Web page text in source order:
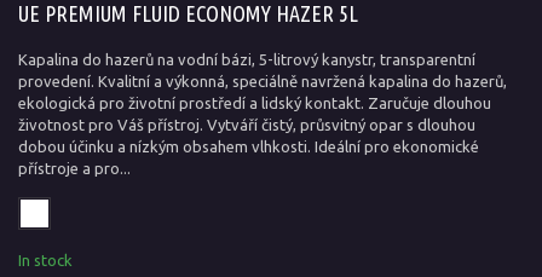
UE PREMIUM FLUID ECONOMY HAZER 5L
Kapalina do hazerů na vodní bázi, 5-litrový kanystr, transparentní
provedení. Kvalitní a výkonná, speciálně navržená kapalina do hazerů,
ekologická pro životní prostředí a lidský kontakt. Zaručuje dlouhou
životnost pro Váš přístroj. Vytváří čistý, průsvitný opar s dlouhou
dobou účinku a nízkým obsahem vlhkosti. Ideální pro ekonomické
přístroje a pro...
In stock